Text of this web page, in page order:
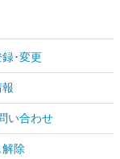
･変更
い合わせ
除